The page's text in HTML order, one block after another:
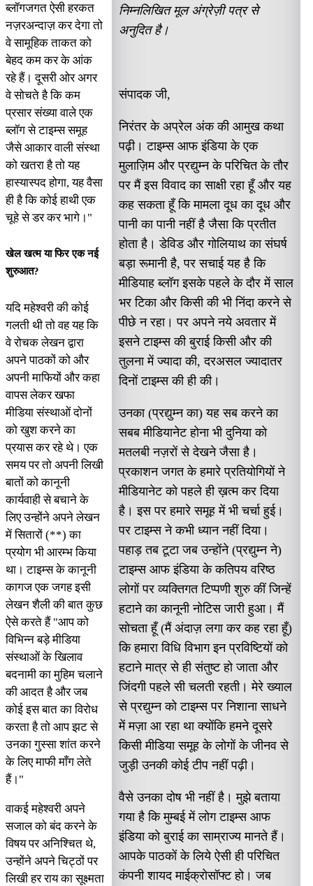
निम्नलिखित मूल अंग्रेज़ी पत्र से
अनुदित है।
संपादक जी,
निरंतर के अप्रेल अंक की आमुख कथा
पढ़ी। टाइम्स आफ इंडिया के एक
मुलाज़िम और प्रद्युम्न के परिचित के तौर
पर मैं इस विवाद का साक्षी रहा हूँ और यह
कह सकता हूँ कि मामला दूध का दूध और
पानी का पानी नहीं है जैसा कि प्रतीत
होता है। डेविड और गोलियाथ का संघर्ष
बड़ा रूमानी है, पर सचाई यह है कि
मीडियाह ब्लॉग इसके पहले के दौर में साल
भर टिका और किसी की भी निंदा करने से
पीछे न रहा। पर अपने नये अवतार में
इसने टाइम्स की बुराई किसी और की
तुलना में ज्यादा की, दरअसल ज्यादातर
दिनों टाइम्स की ही की।
उनका (प्रद्युम्न का) यह सब करने का
सबब मीडियानेट होना भी दुनिया को
मतलबी नज़रों से देखने जैसा है।
प्रकाशन जगत के हमारे प्रतियोगियों ने
मीडियानेट को पहले ही ख़त्म कर दिया
है। इस पर हमारे समूह में भी चर्चा हुई।
पर टाइम्स ने कभी ध्यान नहीं दिया।
पहाड़ तब टूटा जब उन्होंने (प्रद्युम्न ने)
टाइम्स आफ इंडिया के कतिपय वरिष्ठ
लोगों पर व्यक्तिगत टिप्पणी शुरु कीं जिन्हें
हटाने का कानूनी नोटिस जारी हुआ। मैं
सोचता हूँ (मैं अंदाज़ लगा कर कह रहा हूँ)
कि हमारा विधि विभाग इन प्रविष्टियों को
हटाने मात्र से ही संतुष्ट हो जाता और
जिंदगी पहले सी चलती रहती। मेरे ख्याल
से प्रद्युम्न को टाइम्स पर निशाना साधने
में मज़ा आ रहा था क्योंकि हमने दूसरे
किसी मीडिया समूह के लोगों के जीनव से
जुड़ी उनकी कोई टीप नहीं पढ़ी।
वैसे उनका दोष भी नहीं है। मुझे बताया
गया है कि मुम्बई में लोग टाइम्स आफ
इंडिया को बुराई का साम्राज्य मानते हैं।
आपके पाठकों के लिये ऐसी ही परिचित
कंपनी शायद माईक्रोसॉफ्ट हो। जब
ब्लॉगजगत ऐसी हरकत
नज़रअन्दाज़ कर देगा तो
वे सामूहिक ताकत को
बेहद कम कर के आंक
रहे हैं। दूसरी ओर अगर
वे सोचते है कि कम
प्रसार संख्या वाले एक
ब्लॉग से टाइम्स समूह
जैसे आकार वाली संस्था
को खतरा है तो यह
हास्यास्पद होगा, यह वैसा
ही है कि कोई हाथी एक
चूहे से डर कर भागे।"
खेल खत्म या फिर एक नई
शुरुआत?
यदि महेश्वरी की कोई
गलती थी तो वह यह कि
वे रोचक लेखन द्वारा
अपने पाठकों को और
अपनी माफियों और कहा
वापस लेकर खफा
मीडिया संस्थाओं दोनों
को खुश करने का
प्रयास कर रहे थे। एक
समय पर तो अपनी लिखी
बातों को कानूनी
कार्यवाही से बचाने के
लिए उन्होंने अपने लेखन
में सितारों (**) का
प्रयोग भी आरम्भ किया
था। टाइम्स के कानूनी
कागज एक जगह इसी
लेखन शैली की बात कुछ
ऐसे करते हैं "आप को
विभिन्न बड़े मीडिया
संस्थाओं के खिलाव
बदनामी का मुहिम चलाने
की आदत है और जब
कोई इस बात का विरोध
करता है तो आप झट से
उनका गुस्सा शांत करने
के लिए माफी माँग लेते
हैं।"
वाकई महेश्वरी अपने
सजाल को बंद करने के
विषय पर अनिश्चित थे,
उन्होंने अपने चिट्ठों पर
लिखी हर राय का सूक्ष्मता